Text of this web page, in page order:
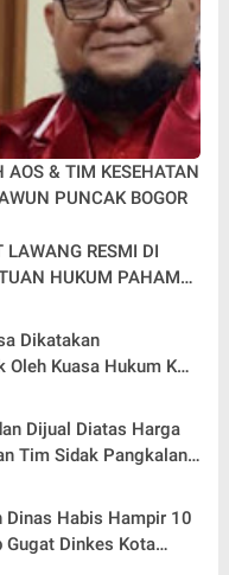
AOS & TIM KESEHATAN
PUNCAK BOGOR
RESMI DI
HUKUM PAHAM
(MK)
Dikatakan
Kuasa Hukum KUD
Dijual Diatas Harga
Tim Sidak Pangkalan
Dinas Habis Hampir 10
Dinkes Kota